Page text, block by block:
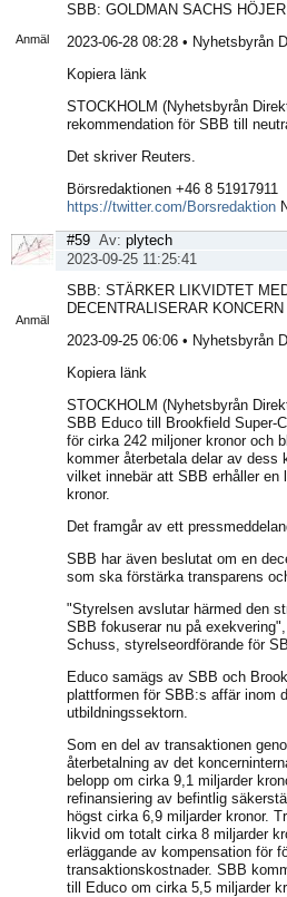
Anmäl
SBB: GOLDMAN SACHS
2023-06-28 08:28 • Nyhetsbyrån
Kopiera länk
STOCKHOLM (Nyhetsbyrån
rekommendation för SBB till
Det skriver Reuters.
Börsredaktionen +46 8 51917911
https://twitter.com/Borsredaktion
Anmäl
#59 Av: plytech
2023-09-25 11:25:41
SBB: STÄRKER LIKVIDTET
DECENTRALISERAR KONCERN
2023-09-25 06:06 • Nyhetsbyrån
Kopiera länk
STOCKHOLM (Nyhetsbyrån
SBB Educo till Brookfield Super-
för cirka 242 miljoner kronor och
kommer återbetala delar av dess
vilket innebär att SBB erhåller en
kronor.
Det framgår av ett
SBB har även beslutat om en
som ska förstärka transparens
"Styrelsen avslutar härmed den
SBB fokuserar nu på
Schuss, styrelseordförande för
Educo samägs av SBB och
plattformen för SBB:s affär inom
utbildningssektorn.
Som en del av transaktionen
återbetalning av det
belopp om cirka 9,1 miljarder
refinansiering av befintlig
högst cirka 6,9 miljarder kronor.
likvid om totalt cirka 8 miljarder
erläggande av kompensation för
transaktionskostnader. SBB
till Educo om cirka 5,5 miljarder